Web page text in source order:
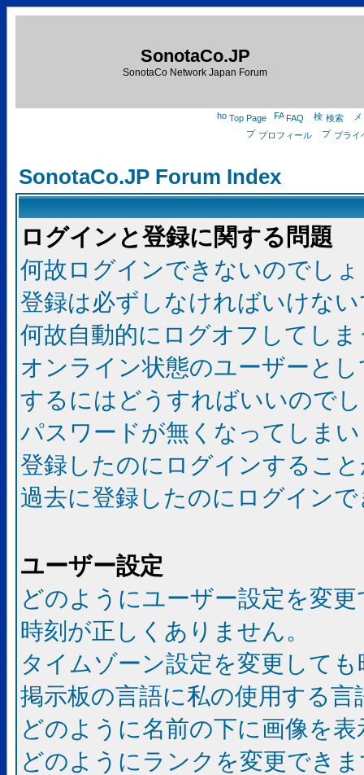
SonotaCo.JP
SonotaCo Network Japan Forum
Top Page FAQ
検索
プロフィール
プライ
SonotaCo.JP Forum Index
ログインと登録に関する問題
何故ログインできないのでし
登録は必ずしなければいけな
何故自動的にログオフしてし
オンライン状態のユーザーと
するにはどうすればいいので
パスワードが無くなってしま
登録したのにログインするこ
過去に登録したのにログイン
ユーザー設定
どのようにユーザー設定を変
時刻が正しくありません。
タイムゾーン設定を変更して
掲示板の言語に私の使用する
どのように名前の下に画像を
どのようにランクを変更でき